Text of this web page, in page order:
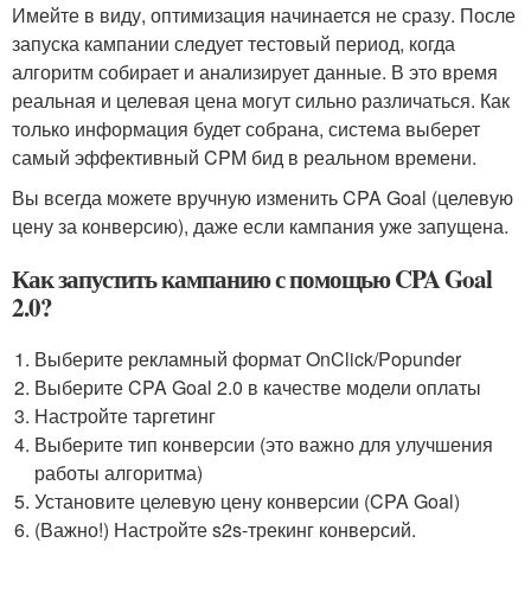
Имейте в виду, оптимизация начинается не сразу. После
запуска кампании следует тестовый период, когда
алгоритм собирает и анализирует данные. В это время
реальная и целевая цена могут сильно различаться. Как
только информация будет собрана, система выберет
самый эффективный CPM бид в реальном времени.
Вы всегда можете вручную изменить CPA Goal (целевую
цену за конверсию), даже если кампания уже запущена.
Как запустить кампанию с помощью CPA Goal
2.0?
Выберите рекламный формат OnClick/Popunder
Выберите CPA Goal 2.0 в качестве модели оплаты
Настройте таргетинг
Выберите тип конверсии (это важно для улучшения
работы алгоритма)
Установите целевую цену конверсии (CPA Goal)
(Важно!) Настройте s2s-трекинг конверсий.